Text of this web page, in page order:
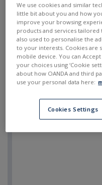
We use cookies and similar
little bit about you and how
improve your browsing
products and services
also used to personalise the
to your interests. Cookies
mobile device. You can
your choices using ‘Cookie
about how OANDA and third
use your personal data here:
Cookies Settings